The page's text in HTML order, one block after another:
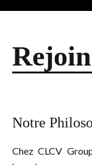
Notre
Chez CLCV